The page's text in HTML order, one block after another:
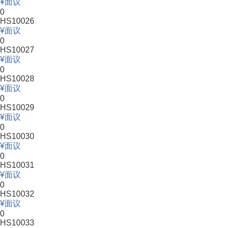
面议
0
HS10026
面议
0
HS10027
面议
0
HS10028
面议
0
HS10029
面议
0
HS10030
面议
0
HS10031
面议
0
HS10032
面议
0
HS10033